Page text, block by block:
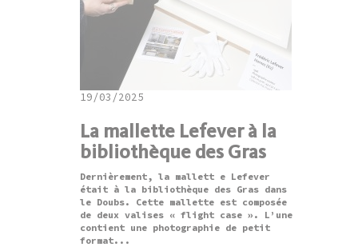
19/03/2025
La mallette Lefever à la
bibliothèque des Gras
Dernièrement, la mallett e Lefever
était à la bibliothèque des Gras dans
le Doubs. Cette mallette est composée
de deux valises « flight case ». L’une
contient une photographie de petit
format...